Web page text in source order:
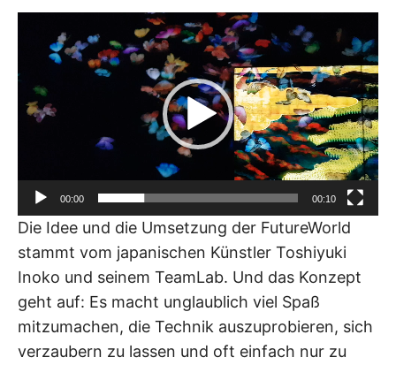
Player
00:00 00:10
Die Idee und die Umsetzung der FutureWorld
stammt vom japanischen Künstler Toshiyuki
Inoko und seinem TeamLab. Und das Konzept
geht auf: Es macht unglaublich viel Spaß
mitzumachen, die Technik auszuprobieren, sich
verzaubern zu lassen und oft einfach nur zu